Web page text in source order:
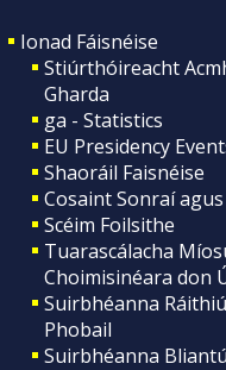
Ionad Fáisnéise
Stiúrthóireacht
Gharda
ga - Statistics
EU Presidency
Shaoráil Faisnéise
Cosaint Sonraí
Scéim Foilsithe
Tuarascálacha
Choimisinéara don
Suirbhéanna
Phobail
Suirbhéanna